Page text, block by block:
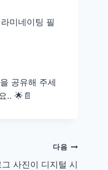
미네이팅 필
공유해 주세
.. 🌟📄
다음
사진이 디지털 시